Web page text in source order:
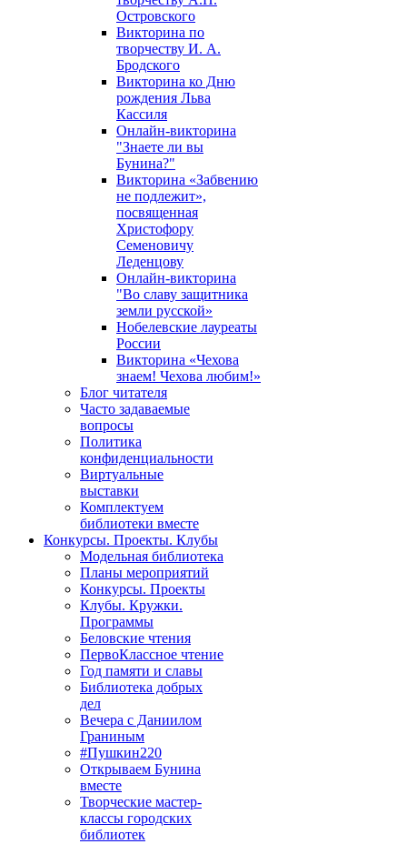
Островского
Викторина по
творчеству И. А.
Бродского
Викторина ко Дню
рождения Льва
Кассиля
Онлайн-викторина
"Знаете ли вы
Бунина?"
Викторина «Забвению
не подлежит»,
посвященная
Христофору
Семеновичу
Леденцову
Онлайн-викторина
"Во славу защитника
земли русской»
Нобелевские лауреаты
России
Викторина «Чехова
знаем! Чехова любим!»
Блог читателя
Часто задаваемые
вопросы
Политика
конфиденциальности
Виртуальные
выставки
Комплектуем
библиотеки вместе
Конкурсы. Проекты. Клубы
Модельная библиотека
Планы мероприятий
Конкурсы. Проекты
Клубы. Кружки.
Программы
Беловские чтения
ПервоКлассное чтение
Год памяти и славы
Библиотека добрых
дел
Вечера с Даниилом
Граниным
#Пушкин220
Открываем Бунина
вместе
Творческие мастер-
классы городских
библиотек